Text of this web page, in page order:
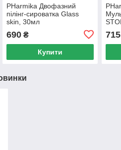
PHarmika Двофазний
пілінг-сироватка Glass
skin, 30мл
690₴
Купити
715